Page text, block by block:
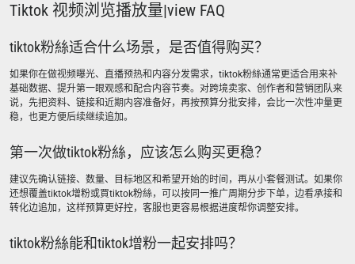
Tiktok 视频浏览播放量|view FAQ
tiktok粉絲适合什么场景，是否值得购买？
如果你在做视频曝光、直播预热和内容分发需求，tiktok粉絲通常更适合用来补
基础数据、提升第一眼观感和配合内容节奏。对跨境卖家、创作者和营销团队来
说，先把资料、链接和近期内容准备好，再按预算分批安排，会比一次性冲量更
稳，也更方便后续继续追加。
第一次做tiktok粉絲，应该怎么购买更稳？
建议先确认链接、数量、目标地区和希望开始的时间，再从小套餐测试。如果你
还想覆盖tiktok增粉或買tiktok粉絲，可以按同一推广周期分步下单，边看承接和
转化边追加，这样预算更好控，客服也更容易根据进度帮你调整安排。
tiktok粉絲能和tiktok增粉一起安排吗？